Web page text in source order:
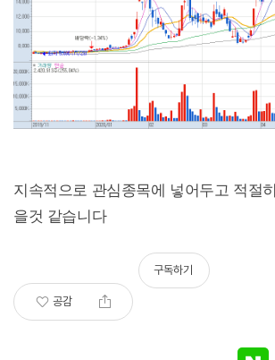
지속적으로 관심종목에 넣어두고 적절
을것 같습니다
공감
구독하기